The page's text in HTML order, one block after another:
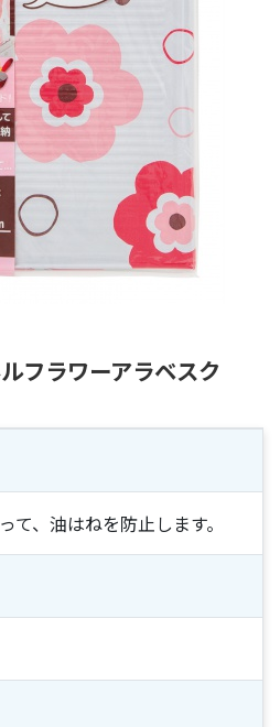
フラワーアラベスク
て、油はねを防止します。